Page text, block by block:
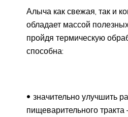
Алыча как свежая, так и
обладает массой
пройдя термическую
способна:
значительно улучшить
пищеварительного тракта